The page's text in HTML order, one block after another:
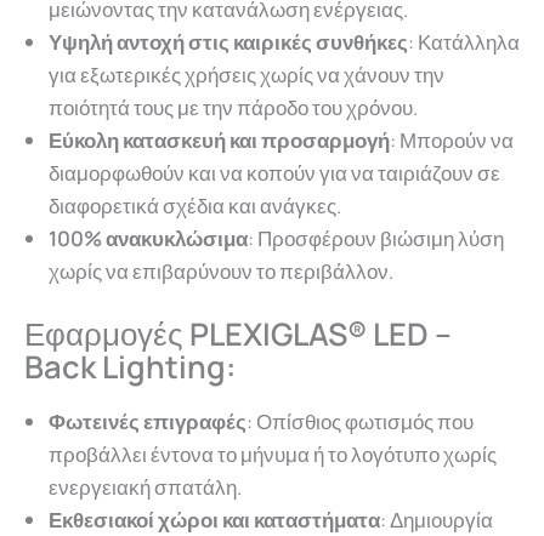
μειώνοντας την κατανάλωση ενέργειας.
Υψηλή αντοχή στις καιρικές συνθήκες: Κατάλληλα
για εξωτερικές χρήσεις χωρίς να χάνουν την
ποιότητά τους με την πάροδο του χρόνου.
Εύκολη κατασκευή και προσαρμογή: Μπορούν να
διαμορφωθούν και να κοπούν για να ταιριάζουν σε
διαφορετικά σχέδια και ανάγκες.
100% ανακυκλώσιμα: Προσφέρουν βιώσιμη λύση
χωρίς να επιβαρύνουν το περιβάλλον.
Εφαρμογές PLEXIGLAS® LED –
Back Lighting:
Φωτεινές επιγραφές: Οπίσθιος φωτισμός που
προβάλλει έντονα το μήνυμα ή το λογότυπο χωρίς
ενεργειακή σπατάλη.
Εκθεσιακοί χώροι και καταστήματα: Δημιουργία